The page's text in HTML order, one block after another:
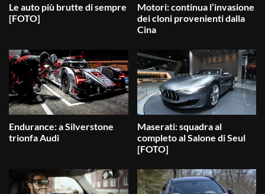
Le auto più brutte di sempre
[FOTO]
Motori: continua l’invasione
dei cloni provenienti dalla
Cina
Endurance: a Silverstone
trionfa Audi
Maserati: squadra al
completo al Salone di Seul
[FOTO]